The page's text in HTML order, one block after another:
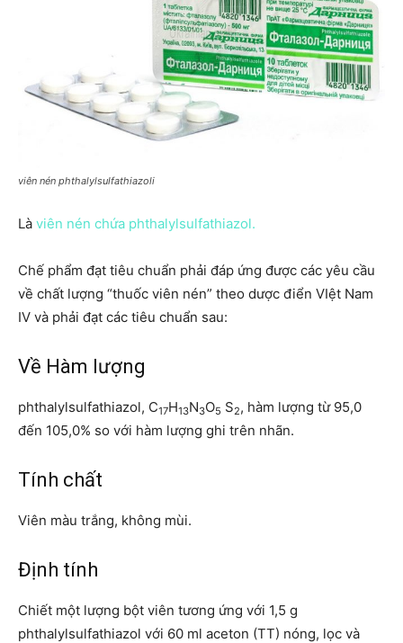
viên nén phthalylsulfathiazoli
Là viên nén chứa phthalylsulfathiazol.
Chế phẩm đạt tiêu chuẩn phải đáp ứng được các yêu cầu
về chất lượng “thuốc viên nén” theo dược điển VIệt Nam
IV và phải đạt các tiêu chuẩn sau:
Về Hàm lượng
phthalylsulfathiazol, C17H13N3O5 S2, hàm lượng từ 95,0
đến 105,0% so với hàm lượng ghi trên nhãn.
Tính chất
Viên màu trắng, không mùi.
Định tính
Chiết một lượng bột viên tương ứng với 1,5 g
phthalylsulfathiazol với 60 ml aceton (TT) nóng, lọc và